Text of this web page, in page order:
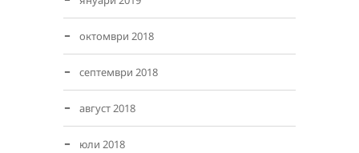
октомври 2018
септември 2018
август 2018
юли 2018